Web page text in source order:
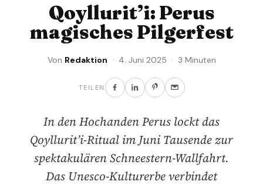
Qoyllurit’i: Perus
magisches Pilgerfest
Von Redaktion · 4. Juni 2025 · 3 Minuten
TEILEN
In den Hochanden Perus lockt das
Qoyllurit’i-Ritual im Juni Tausende zur
spektakulären Schneestern-Wallfahrt.
Das Unesco-Kulturerbe verbindet